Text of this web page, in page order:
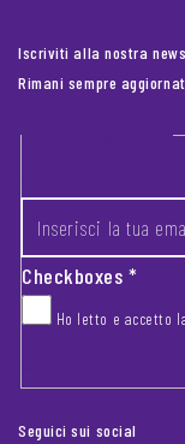
Iscriviti alla nostra
Rimani sempre
Footer newsletter
Checkboxes*
Ho letto e accetto
Seguici sui social